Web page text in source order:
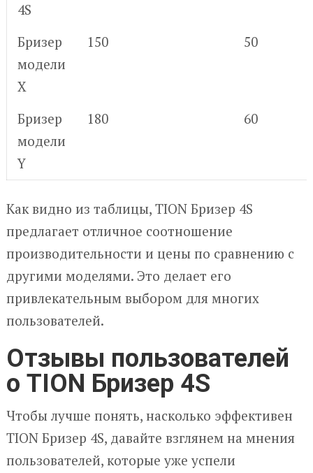
4S
Бризер
модели
X
150 50
Бризер
модели
Y
180 60
Как видно из таблицы, TION Бризер 4S
предлагает отличное соотношение
производительности и цены по сравнению с
другими моделями. Это делает его
привлекательным выбором для многих
пользователей.
Отзывы пользователей
о TION Бризер 4S
Чтобы лучше понять, насколько эффективен
TION Бризер 4S, давайте взглянем на мнения
пользователей, которые уже успели